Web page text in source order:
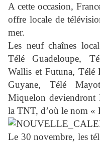
A cette occasion,
offre locale de
mer.
Les neuf chaînes
Télé Guadeloupe,
Wallis et Futuna, Télé
Guyane, Télé
Miquelon deviendront
la TNT, d’où le nom «
Le 30 novembre, les